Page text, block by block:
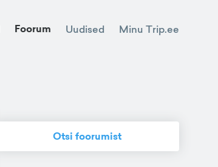
Foorum Uudised Minu Trip.ee
Otsi foorumist